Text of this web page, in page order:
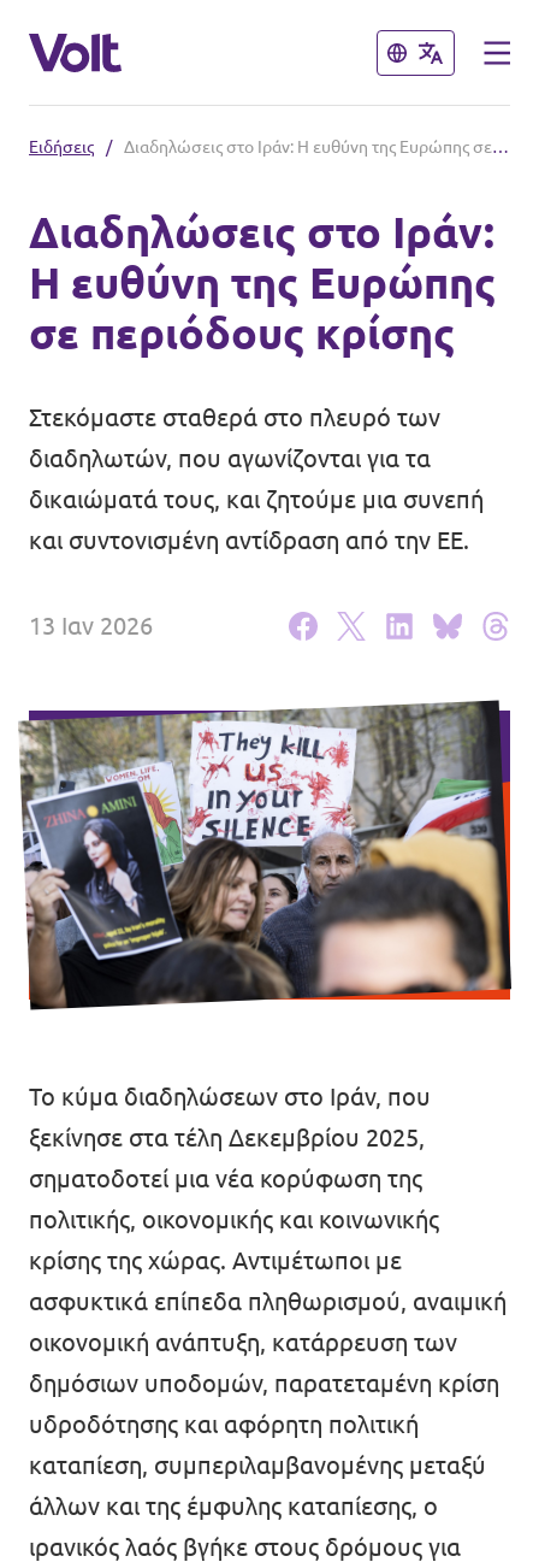
Κλείσιμο
Βολτ Κύπρου
Βολτ Γερμανίας
Βολτ Ολλανδίας
Βολτ Ισπανίας
Βολτ Γαλλίας
Βόλτ Ηνωμένου Βασιλείου
Κλείσιμο
Πολιτικές
Σχετικά με το Volt
Ειδήσεις
Εκδηλώσεις
Κάνε Δωρεά
Γίνε Μέλος
Γίνε Φίλος
Έλα μαζί μας!
Επικοινωνία
Καταστατικό
Πολιτική απορρήτου
Όροι Χρήσης
Εσωτερικό δίκτυο (Intranet)
Ειδήσεις / Διαδηλώσεις στο Ιράν: Η ευθύνη της Ευρώπης σε περιόδους κρίσης
Διαδηλώσεις στο Ιράν:
Η ευθύνη της Ευρώπης
σε περιόδους κρίσης
Στεκόμαστε σταθερά στο πλευρό των
διαδηλωτών, που αγωνίζονται για τα
δικαιώματά τους, και ζητούμε μια συνεπή
και συντονισμένη αντίδραση από την ΕΕ.
13 Ιαν 2026
Το κύμα διαδηλώσεων στο Ιράν, που
ξεκίνησε στα τέλη Δεκεμβρίου 2025,
σηματοδοτεί μια νέα κορύφωση της
πολιτικής, οικονομικής και κοινωνικής
κρίσης της χώρας. Αντιμέτωποι με
ασφυκτικά επίπεδα πληθωρισμού, αναιμική
οικονομική ανάπτυξη, κατάρρευση των
δημόσιων υποδομών, παρατεταμένη κρίση
υδροδότησης και αφόρητη πολιτική
καταπίεση, συμπεριλαμβανομένης μεταξύ
άλλων και της έμφυλης καταπίεσης, ο
ιρανικός λαός βγήκε στους δρόμους για